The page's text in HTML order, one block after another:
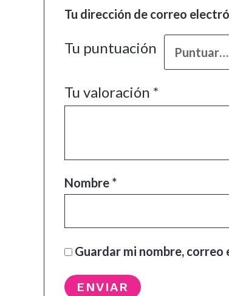
Tu dirección de correo
Tu puntuación
Tu valoración *
Nombre *
Guardar mi nombre,